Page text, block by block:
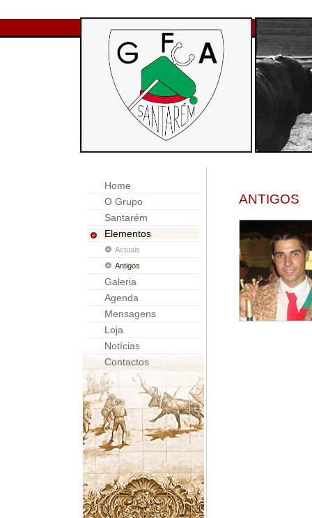
Home
O Grupo
Santarém
Elementos
Actuais
Antigos
Galeria
Agenda
Mensagens
Loja
Notícias
Contactos
ANTIGOS